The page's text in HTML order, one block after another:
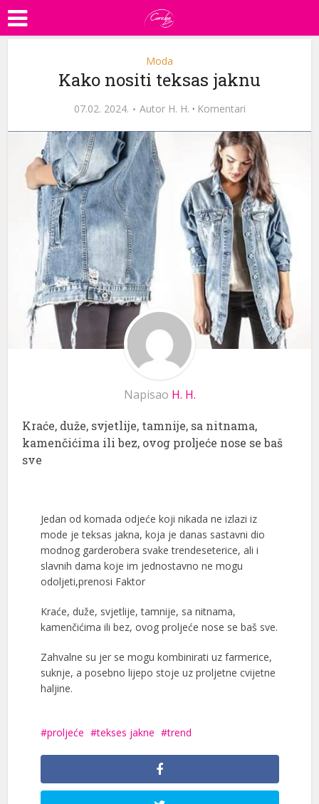
Moda
Kako nositi teksas jaknu
07.02. 2024. Autor H. H. · Komentari
Napisao H. H.
Kraće, duže, svjetlije, tamnije, sa nitnama,
kamenčićima ili bez, ovog proljeće nose se baš
sve
Jedan od komada odjeće koji nikada ne izlazi iz
mode je teksas jakna, koja je danas sastavni dio
modnog garderobera svake trendeseterice, ali i
slavnih dama koje im jednostavno ne mogu
odoljeti,prenosi Faktor
Kraće, duže, svjetlije, tamnije, sa nitnama,
kamenčićima ili bez, ovog proljeće nose se baš sve.
Zahvalne su jer se mogu kombinirati uz farmerice,
suknje, a posebno lijepo stoje uz proljetne cvijetne
haljine.
proljeće tekses jakne trend